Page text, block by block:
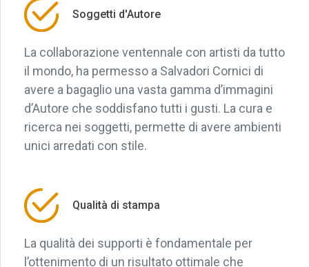
Soggetti d'Autore
La collaborazione ventennale con artisti da tutto
il mondo, ha permesso a Salvadori Cornici di
avere a bagaglio una vasta gamma d’immagini
d’Autore che soddisfano tutti i gusti. La cura e
ricerca nei soggetti, permette di avere ambienti
unici arredati con stile.
Qualità di stampa
La qualità dei supporti è fondamentale per
l’ottenimento di un risultato ottimale che